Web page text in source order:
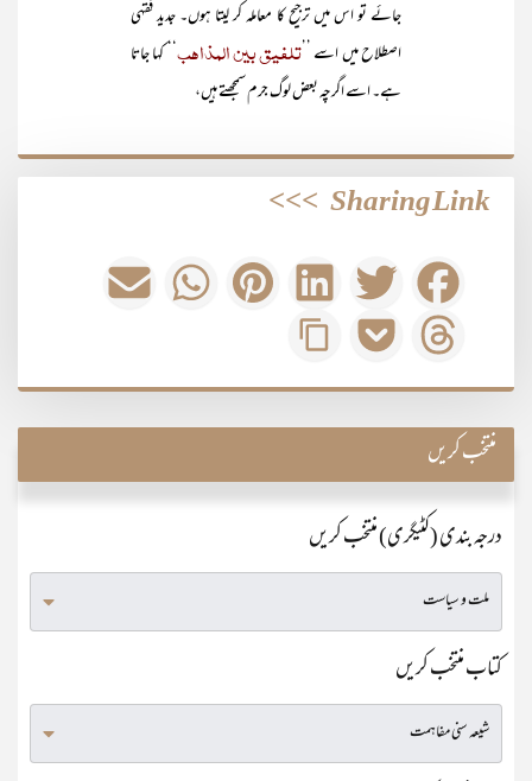
جائے تو اس میں ترجیح کا معاملہ کر لیتا ہوں۔ جدید فقہی
اصطلاح میں اسے ’’ تلفیق بین المذاہب ‘‘ کہا جاتا
ہے۔ اسے اگرچہ بعض لوگ جرم سمجھتے ہیں،
Sharing Link
>>>
منتخب کریں
درجہ بندی (کٹیگری) منتخب کریں
کتاب منتخب کریں